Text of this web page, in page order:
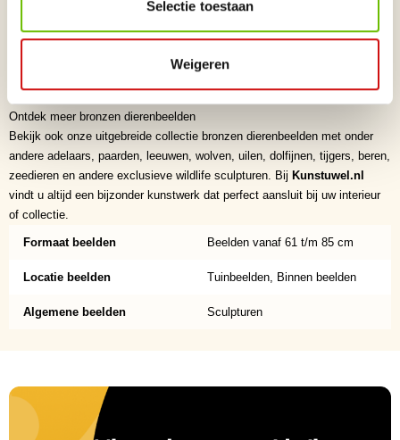
Selectie toestaan
Weigeren
✔ Ambachtelijk vervaardigde kunstwerken
✔ Veilige en professionele verzending
Ontdek meer bronzen dierenbeelden
Bekijk ook onze uitgebreide collectie bronzen dierenbeelden met onder
andere adelaars, paarden, leeuwen, wolven, uilen, dolfijnen, tijgers, beren,
zeedieren en andere exclusieve wildlife sculpturen. Bij Kunstuwel.nl
vindt u altijd een bijzonder kunstwerk dat perfect aansluit bij uw interieur
of collectie.
Formaat beelden Beelden vanaf 61 t/m 85 cm
Locatie beelden Tuinbeelden, Binnen beelden
Algemene beelden Sculpturen